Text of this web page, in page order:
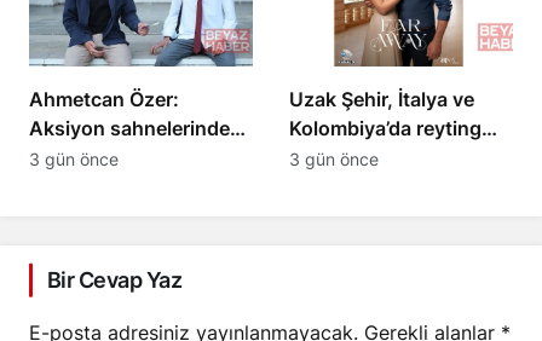
Ahmetcan Özer:
Aksiyon sahnelerinden
önce rap dinliyorum
3 gün önce
Uzak Şehir, İtalya ve
Kolombiya’da reyting
rekoru kırdı
3 gün önce
Bir Cevap Yaz
E-posta adresiniz yayınlanmayacak. Gerekli alanlar *